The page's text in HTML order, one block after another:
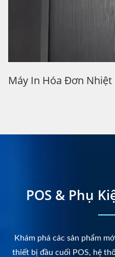
Phần
POS & Phụ
Khám phá các sản phẩm
thiết bị đầu cuối POS, hệ